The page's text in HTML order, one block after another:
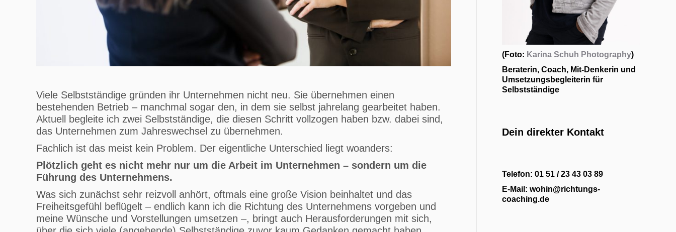
Viele Selbstständige gründen ihr Unternehmen nicht neu. Sie übernehmen einen
bestehenden Betrieb – manchmal sogar den, in dem sie selbst jahrelang gearbeitet haben.
Aktuell begleite ich zwei Selbstständige, die diesen Schritt vollzogen haben bzw. dabei sind,
das Unternehmen zum Jahreswechsel zu übernehmen.
Fachlich ist das meist kein Problem. Der eigentliche Unterschied liegt woanders:
Plötzlich geht es nicht mehr nur um die Arbeit im Unternehmen – sondern um die
Führung des Unternehmens.
Was sich zunächst sehr reizvoll anhört, oftmals eine große Vision beinhaltet und das
Freiheitsgefühl beflügelt – endlich kann ich die Richtung des Unternehmens vorgeben und
meine Wünsche und Vorstellungen umsetzen –, bringt auch Herausforderungen mit sich,
(Foto: Karina Schuh Photography)
Beraterin, Coach, Mit-Denkerin und
Umsetzungsbegleiterin für
Selbstständige
Dein direkter Kontakt
Telefon: 01 51 / 23 43 03 89
E-Mail: wohin@richtungs-
coaching.de